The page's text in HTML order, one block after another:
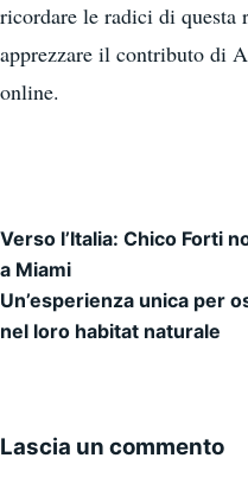
ricordare le radici di questa
apprezzare il contributo di
online.
Navigazione
Verso l’Italia: Chico Forti
a Miami
Un’esperienza unica per
nel loro habitat naturale
Lascia un commento